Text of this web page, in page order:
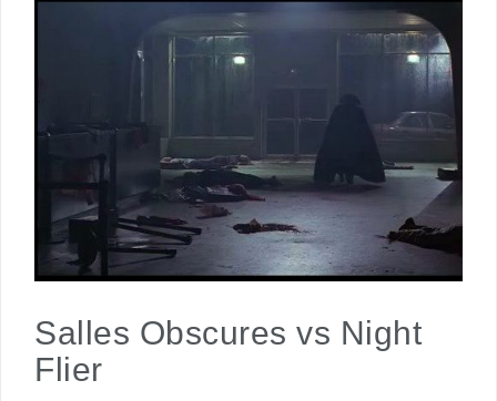
Salles Obscures vs Night
Flier